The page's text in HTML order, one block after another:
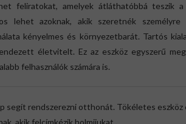
feliratokat, amelyek átláthatóbbá teszik
lehet azoknak, akik szeretnék személyre
kényelmes és környezetbarát. Tartós
életvitelt. Ez az eszköz egyszerű
felhasználók számára is.
segít rendszerezni otthonát. Tökéletes eszköz
akik felcímkézik holmijukat .